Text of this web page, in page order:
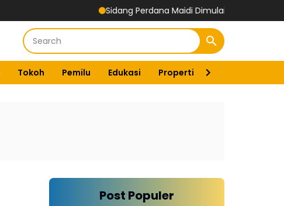
Sidang Perdana Maidi Dimulai, Suryajiyoso Ingatkan Publik
Tokoh Pemilu Edukasi Properti
Post Populer